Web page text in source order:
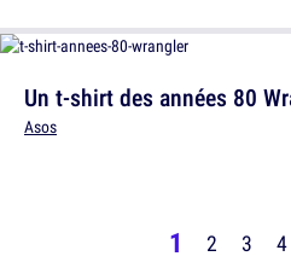
Un t-shirt des années 80
Asos
1 2 3 4